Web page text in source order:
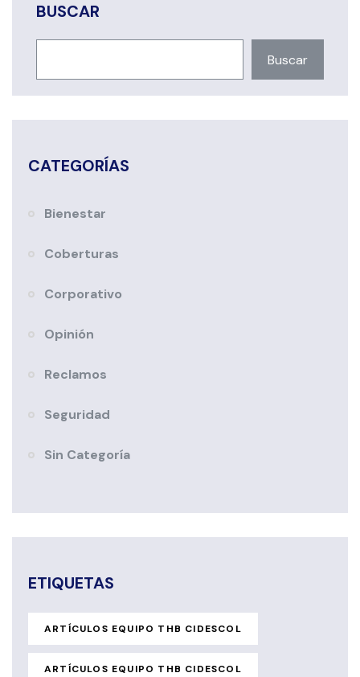
BUSCAR
Buscar
CATEGORÍAS
Bienestar
Coberturas
Corporativo
Opinión
Reclamos
Seguridad
Sin Categoría
ETIQUETAS
ARTÍCULOS EQUIPO THB CIDESCOL
ARTÍCULOS EQUIPO THB CIDESCOL